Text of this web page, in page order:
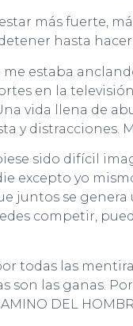
más fuerte,
hasta
estaba
en la
vida llena de
y distracciones.
sido difícil
excepto yo
juntos se
competir,
todas las
son las ganas.
DEL